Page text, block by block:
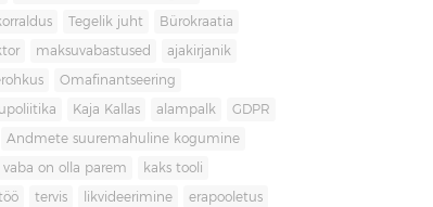
Tegelik juht Bürokraatia
maksuvabastused ajakirjanik
Omafinantseering
Kaja Kallas alampalk GDPR
Andmete suuremahuline kogumine
vaba on olla parem kaks tooli
tervis likvideerimine erapooletus